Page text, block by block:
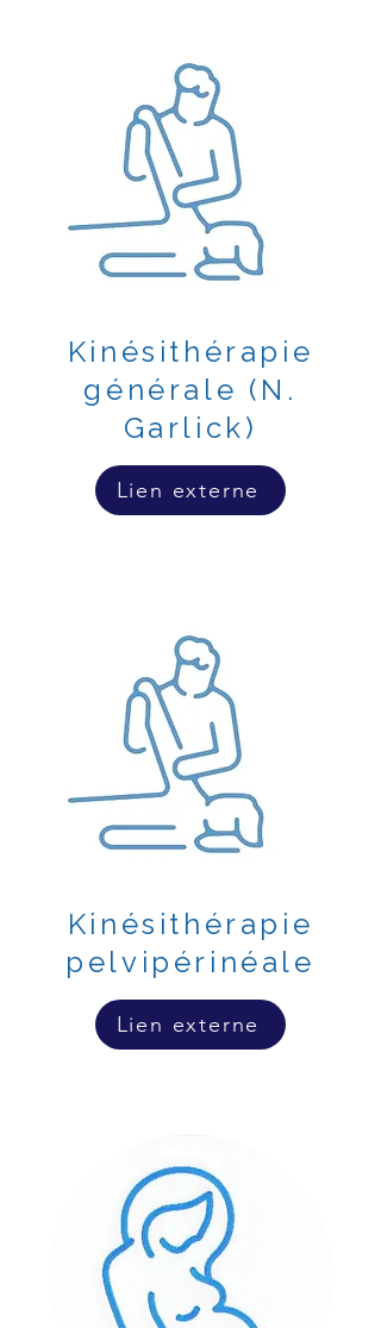
Kinésithérapie
générale (N.
Garlick)
Lien externe
Kinésithérapie
pelvipérinéale
Lien externe